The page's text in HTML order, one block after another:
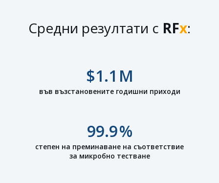
Средни резултати с RFх:
$1.1 М
във възстановените годишни приходи
99.9%
степен на преминаване на съответствие
за микробно тестване